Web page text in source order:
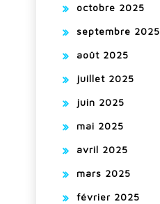
octobre 2025
septembre 2025
août 2025
juillet 2025
juin 2025
mai 2025
avril 2025
mars 2025
février 2025